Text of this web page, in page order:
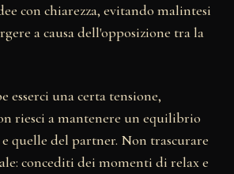
con chiarezza, evitando malintesi
a causa dell'opposizione tra la
esserci una certa tensione,
riesci a mantenere un equilibrio
quelle del partner. Non trascurare
concediti dei momenti di relax e